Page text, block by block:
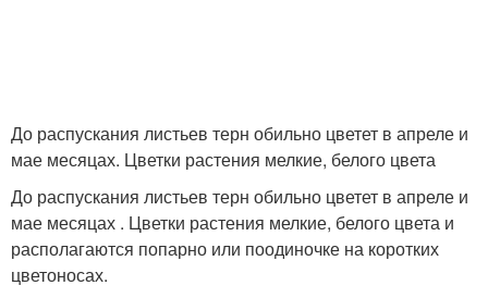
До распускания листьев терн обильно цветет в апреле и
мае месяцах. Цветки растения мелкие, белого цвета
До распускания листьев терн обильно цветет в апреле и
мае месяцах . Цветки растения мелкие, белого цвета и
располагаются попарно или поодиночке на коротких
цветоносах.